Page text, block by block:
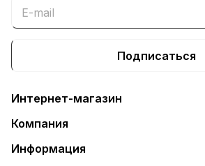
Подписаться
Интернет-магазин
Компания
Информация